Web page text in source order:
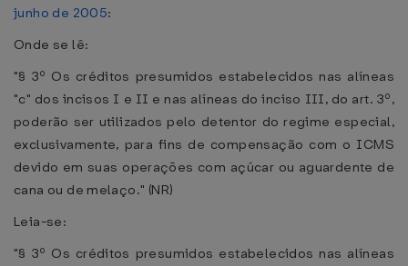
junho de 2005:
Onde se lê:
"§ 3º Os créditos presumidos estabelecidos nas alíneas
"c" dos incisos I e II e nas alíneas do inciso III, do art. 3º,
poderão ser utilizados pelo detentor do regime especial,
exclusivamente, para fins de compensação com o ICMS
devido em suas operações com açúcar ou aguardente de
cana ou de melaço." (NR)
Leia-se:
"§ 3º Os créditos presumidos estabelecidos nas alíneas